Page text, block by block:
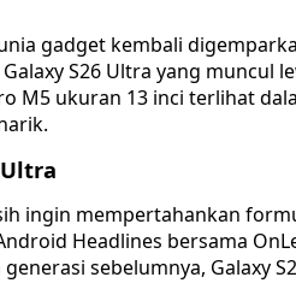
gadget kembali
S26 Ultra yang muncul
M5 ukuran 13 inci terlihat
ingin mempertahankan
Headlines bersama
sebelumnya, Galaxy